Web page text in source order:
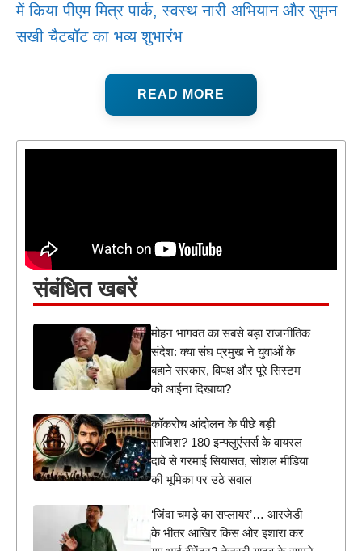
में किया पीएम मित्र पार्क, स्वस्थ नारी अभियान और सुमन
सखी चैटबॉट का भव्य शुभारंभ
READ MORE
संबंधित खबरें
मोहन भागवत का सबसे बड़ा राजनीतिक
संदेश: क्या संघ प्रमुख ने युवाओं के
बहाने सरकार, विपक्ष और पूरे सिस्टम
को आईना दिखाया?
कॉकरोच आंदोलन के पीछे बड़ी
साजिश? 180 इन्फ्लुएंसर्स के वायरल
दावे से गरमाई सियासत, सोशल मीडिया
की भूमिका पर उठे सवाल
‘जिंदा चमड़े का सप्लायर’… आरजेडी
के भीतर आखिर किस ओर इशारा कर